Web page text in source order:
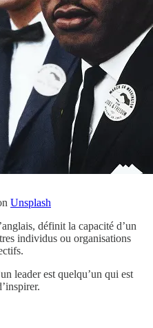
Unsplash
définit la capacité d’un
individus ou organisations
leader est quelqu’un qui est